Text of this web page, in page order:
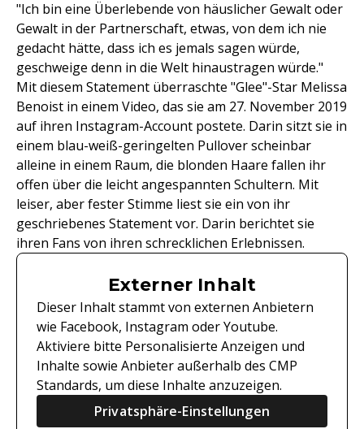
"Ich bin eine Überlebende von häuslicher Gewalt oder
Gewalt in der Partnerschaft, etwas, von dem ich nie
gedacht hätte, dass ich es jemals sagen würde,
geschweige denn in die Welt hinaustragen würde."
Mit diesem Statement überraschte "Glee"-Star Melissa
Benoist in einem Video, das sie am 27. November 2019
auf ihren Instagram-Account postete. Darin sitzt sie in
einem blau-weiß-geringelten Pullover scheinbar
alleine in einem Raum, die blonden Haare fallen ihr
offen über die leicht angespannten Schultern. Mit
leiser, aber fester Stimme liest sie ein von ihr
geschriebenes Statement vor. Darin berichtet sie
ihren Fans von ihren schrecklichen Erlebnissen.
Externer Inhalt
Dieser Inhalt stammt von externen Anbietern
wie Facebook, Instagram oder Youtube.
Aktiviere bitte Personalisierte Anzeigen und
Inhalte sowie Anbieter außerhalb des CMP
Standards, um diese Inhalte anzuzeigen.
Privatsphäre-Einstellungen